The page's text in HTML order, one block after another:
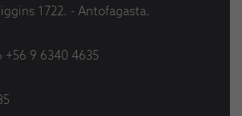
1722. - Antofagasta.
+56 9 6340 4635